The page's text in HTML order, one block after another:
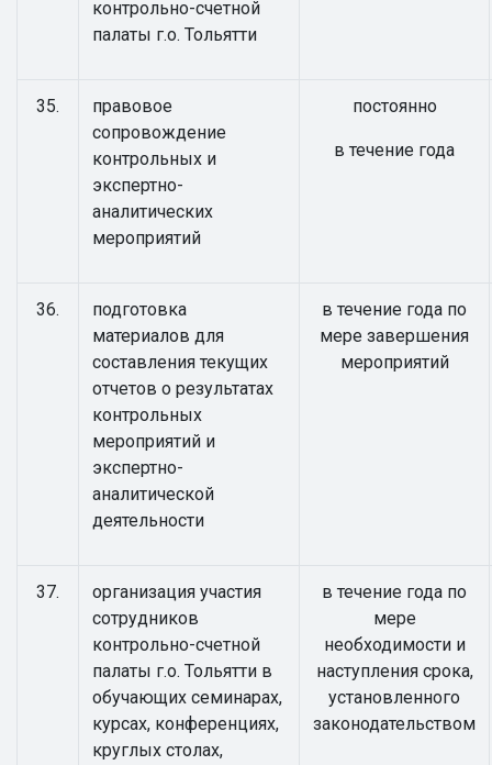
контрольно-счетной
палаты г.о. Тольятти
35.
правовое
сопровождение
контрольных и
экспертно-
аналитических
мероприятий
постоянно
в течение года
36.
подготовка
материалов для
составления текущих
отчетов о результатах
контрольных
мероприятий и
экспертно-
аналитической
деятельности
в течение года по
мере завершения
мероприятий
37.
организация участия
сотрудников
контрольно-счетной
палаты г.о. Тольятти в
обучающих семинарах,
курсах, конференциях,
круглых столах,
в течение года по
мере
необходимости и
наступления срока,
установленного
законодательством